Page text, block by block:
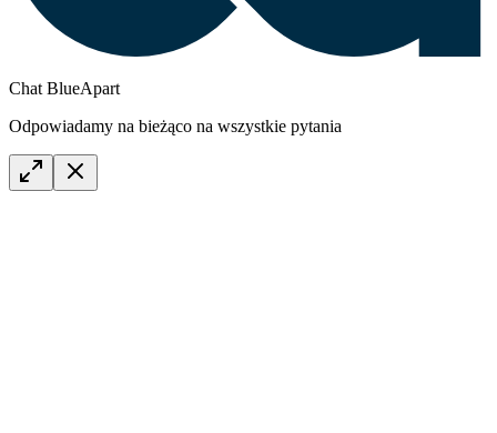
Chat BlueApart
Odpowiadamy na bieżąco na wszystkie pytania